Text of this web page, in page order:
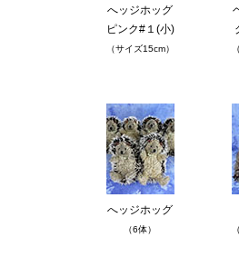
へッジホッグ
ピンク#１(小)
（サイズ15cm）
へッジホッグ
（6体）